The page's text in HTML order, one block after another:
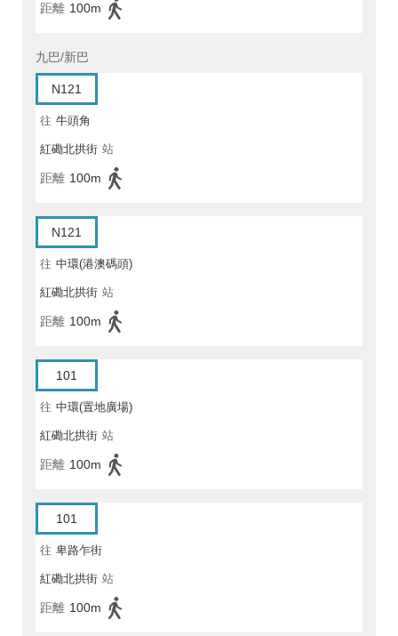
距離 100m
九巴/新巴
N121
往 牛頭角
紅磡北拱街 站
距離 100m
N121
往 中環(港澳碼頭)
紅磡北拱街 站
距離 100m
101
往 中環(置地廣場)
紅磡北拱街 站
距離 100m
101
往 卑路乍街
紅磡北拱街 站
距離 100m